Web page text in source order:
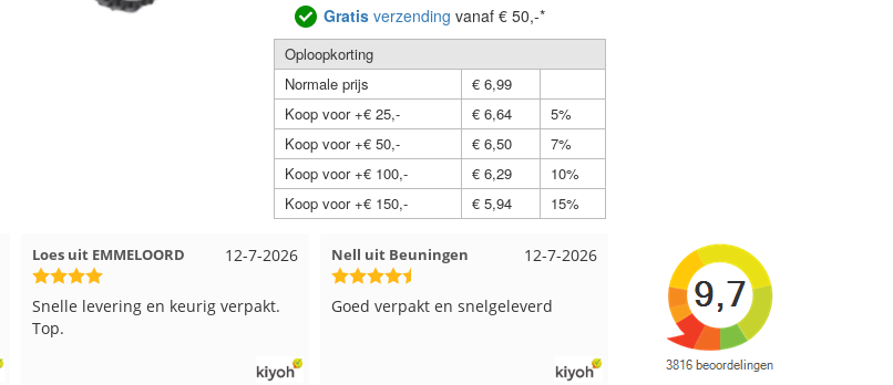
Gratisverzending vanaf € 50,-*
Oploopkorting
Normale prijs
€ 6,99
Koop voor +€ 25,-
€ 6,64
5%
Koop voor +€ 50,-
€ 6,50
7%
Koop voor +€ 100,-
€ 6,29
10%
Koop voor +€ 150,-
€ 5,94 15%
12-7-2026
Loes uit EMMELOORD
Snelle levering en keurig verpakt.
Top.
12-7-2026
Nell uit Beuningen
Goed verpakt en snelgeleverd
Wendy uit Amsterdam
Ruime keus aan viltwol, mooie
kleuren en goede kwaliteit. Snel
verzonden. Enigste wat ik een
beetje jammer vind is dat alles los